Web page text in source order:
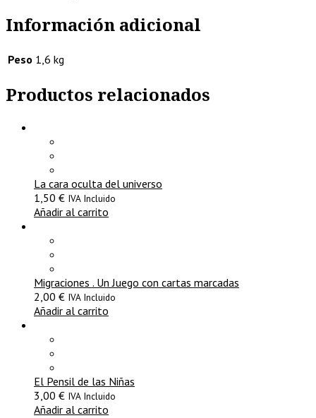
Información adicional
Peso 1,6 kg
Productos relacionados
La cara oculta del universo
1,50 € IVA Incluido
Añadir al carrito
Migraciones . Un Juego con cartas marcadas
2,00 € IVA Incluido
Añadir al carrito
El Pensil de las Niñas
3,00 € IVA Incluido
Añadir al carrito